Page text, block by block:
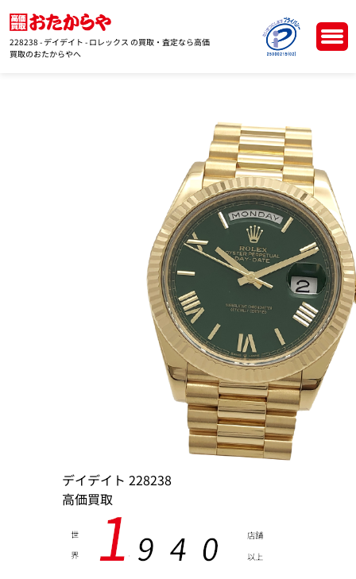
228238 - デイデイト - ロレックス の買取・査定なら高価
買取のおたからやへ
デイデイト 228238
高価買取
世
界
店舗
以上
1, 9 4 0